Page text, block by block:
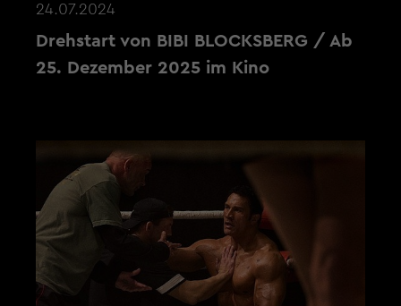
24.07.2024
Drehstart von BIBI BLOCKSBERG / Ab
25. Dezember 2025 im Kino